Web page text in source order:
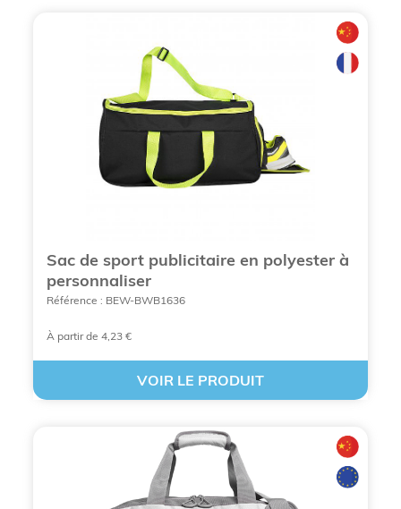
DÉCOUVREZ VOS SAC ET SACOCHE
PUBLICITAIRES À BANDOULIÈRE DÈS
MAINTENANT
sacoches à bandoulière
personnalisés
Les bénéfices marketing pour les
entreprises
sacs et sacoches à bandoulière
permet de transformer un accessoire
utile en support de communication puissant.
Sac de sport publicitaire en polyester à
personnaliser
Référence : BEW-BWB1636
À partir de 4,23 €
VOIR LE PRODUIT